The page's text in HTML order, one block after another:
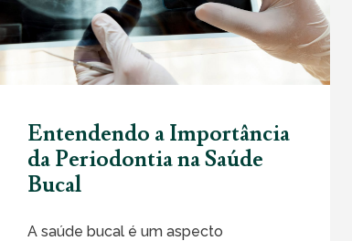
Entendendo a Importância
da Periodontia na Saúde
Bucal
A saúde bucal é um aspecto